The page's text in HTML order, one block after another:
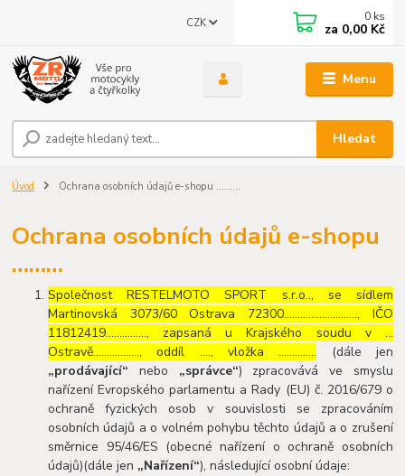
Menu
CZK
Hledat
0 ks
za 0,00 Kč
Úvod Ochrana osobních údajů e-shopu ………
Ochrana osobních údajů e-shopu
………
Společnost RESTELMOTO SPORT s.r.o.., se sídlem
Martinovská 3073/60 Ostrava 72300………………………, IČO
11812419……………, zapsaná u Krajského soudu v …
Ostravě…………….., oddíl …., vložka ………….. (dále jen
„prodávající“ nebo „správce“) zpracovává ve smyslu
nařízení Evropského parlamentu a Rady (EU) č. 2016/679 o
ochraně fyzických osob v souvislosti se zpracováním
osobních údajů a o volném pohybu těchto údajů a o zrušení
směrnice 95/46/ES (obecné nařízení o ochraně osobních
údajů)(dále jen „Nařízení“), následující osobní údaje: